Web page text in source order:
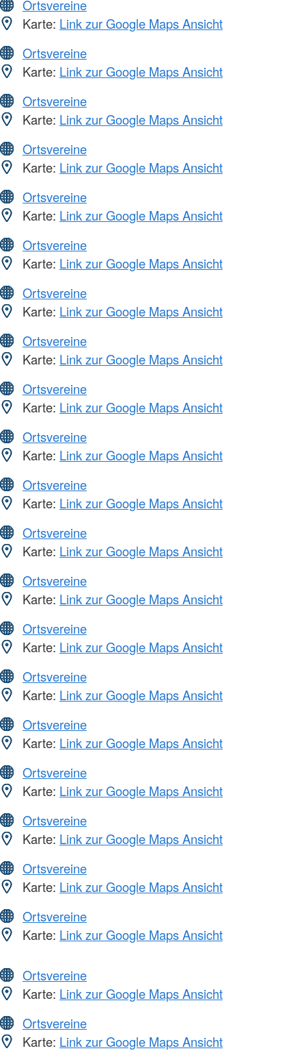
Ortsvereine
Karte: Link zur Google Maps Ansicht
Ortsvereine
Karte: Link zur Google Maps Ansicht
Ortsvereine
Karte: Link zur Google Maps Ansicht
Ortsvereine
Karte: Link zur Google Maps Ansicht
Ortsvereine
Karte: Link zur Google Maps Ansicht
Ortsvereine
Karte: Link zur Google Maps Ansicht
Ortsvereine
Karte: Link zur Google Maps Ansicht
Ortsvereine
Karte: Link zur Google Maps Ansicht
Ortsvereine
Karte: Link zur Google Maps Ansicht
Ortsvereine
Karte: Link zur Google Maps Ansicht
Ortsvereine
Karte: Link zur Google Maps Ansicht
Ortsvereine
Karte: Link zur Google Maps Ansicht
Ortsvereine
Karte: Link zur Google Maps Ansicht
Ortsvereine
Karte: Link zur Google Maps Ansicht
Ortsvereine
Karte: Link zur Google Maps Ansicht
Ortsvereine
Karte: Link zur Google Maps Ansicht
Ortsvereine
Karte: Link zur Google Maps Ansicht
Ortsvereine
Karte: Link zur Google Maps Ansicht
Ortsvereine
Karte: Link zur Google Maps Ansicht
Ortsvereine
Karte: Link zur Google Maps Ansicht
Ortsvereine
Karte: Link zur Google Maps Ansicht
Ortsvereine
Karte: Link zur Google Maps Ansicht